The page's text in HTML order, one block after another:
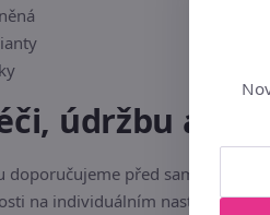
údržbu a
doporučujeme před samotným
na individuálním nastavení